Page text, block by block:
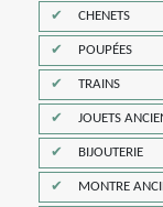
CHENETS
POUPÉES
TRAINS
JOUETS
BIJOUTERIE
MONTRE